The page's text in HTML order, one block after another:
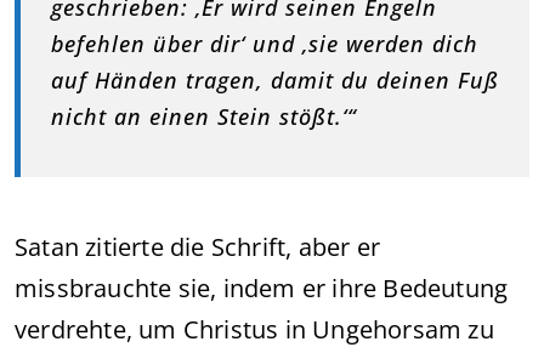
geschrieben: ‚Er wird seinen Engeln
befehlen über dir‘ und ‚sie werden dich
auf Händen tragen, damit du deinen Fuß
nicht an einen Stein stößt.‘“
Satan zitierte die Schrift, aber er
missbrauchte sie, indem er ihre Bedeutung
verdrehte, um Christus in Ungehorsam zu